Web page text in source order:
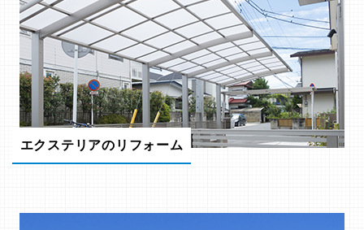
エクステリアのリフォーム